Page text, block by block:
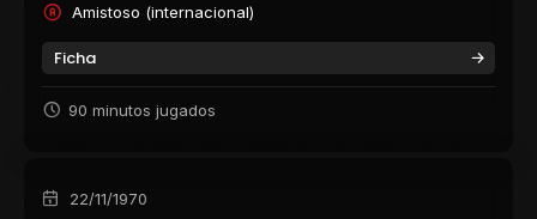
Amistoso (internacional)
Ficha
90 minutos jugados
22/11/1970